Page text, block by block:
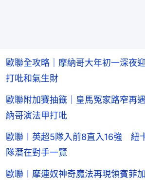
歐聯全攻略｜摩納哥大年初一深夜
打吡和氣生財
歐聯附加賽抽籤｜皇馬冤家路窄再
納哥演法甲打吡
歐聯︱英超5隊入前8直入16強
隊潛在對手一覽
歐聯︱摩連奴神奇魔法再現領賓菲